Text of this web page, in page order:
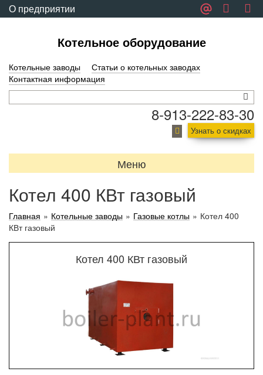
О предприятии
Котельное оборудование
Котельные заводы
Статьи о котельных заводах
Контактная информация
8-913-222-83-30
Узнать о скидках
Меню
Котел 400 КВт газовый
Главная » Котельные заводы » Газовые котлы » Котел 400
КВт газовый
Котел 400 КВт газовый